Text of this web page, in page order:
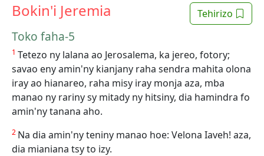
Tehirizo
Bokin'i Jeremia
Toko faha-5
1 Tetezo ny lalana ao Jerosalema, ka jereo, fotory;
savao eny amin'ny kianjany raha sendra mahita olona
iray ao hianareo, raha misy iray monja aza, mba
manao ny rariny sy mitady ny hitsiny, dia hamindra fo
amin'ny tanana aho.
2 Na dia amin'ny teniny manao hoe: Velona Iaveh! aza,
dia mianiana tsy to izy.